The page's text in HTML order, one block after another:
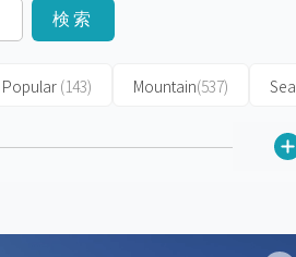
検索
Popular (143) Mountain(537) Sea